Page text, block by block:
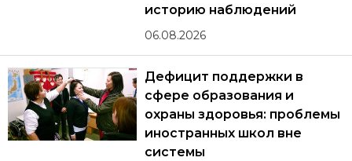
историю наблюдений
06.08.2026
Дефицит поддержки в
сфере образования и
охраны здоровья: проблемы
иностранных школ вне
системы